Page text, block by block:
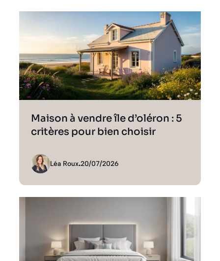
Maison à vendre île d’oléron : 5
critères pour bien choisir
Léa Roux.20/07/2026